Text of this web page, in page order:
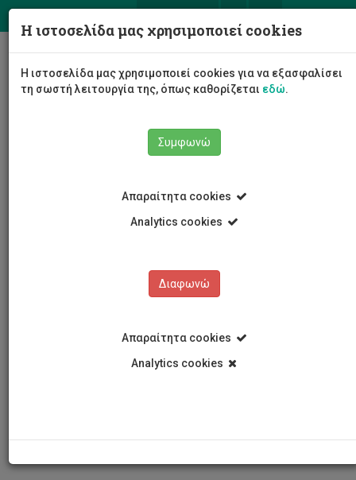
Η ιστοσελίδα μας χρησιμοποιεί cookies
Η ιστοσελίδα μας χρησιμοποιεί cookies για να εξασφαλίσει
τη σωστή λειτουργία της, όπως καθορίζεται εδώ.
Συμφωνώ
Απαραίτητα cookies
Analytics cookies
Διαφωνώ
Απαραίτητα cookies
Analytics cookies